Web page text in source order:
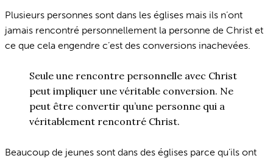
Plusieurs personnes sont dans les églises mais ils n’ont
jamais rencontré personnellement la personne de Christ et
ce que cela engendre c’est des conversions inachevées.
Seule une rencontre personnelle avec Christ
peut impliquer une véritable conversion. Ne
peut être convertir qu’une personne qui a
véritablement rencontré Christ.
Beaucoup de jeunes sont dans des églises parce qu’ils ont